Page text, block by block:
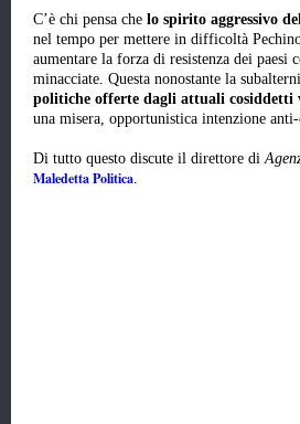
C’è chi pensa che lo spirito aggressivo
nel tempo per mettere in difficoltà
aumentare la forza di resistenza dei
minacciate. Questa nonostante la
politiche offerte dagli attuali cosiddetti
una misera, opportunistica intenzione
Di tutto questo discute il direttore di
Maledetta Politica.